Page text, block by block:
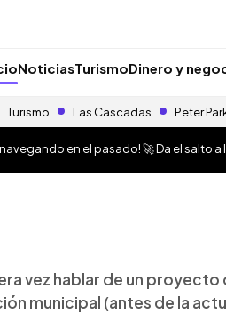
NoticiasTurismoDinero y
Turismo Las Cascadas Peter
navegando en el pasado! 🚀 Da el salto
vez hablar de un proyecto
municipal (antes de la